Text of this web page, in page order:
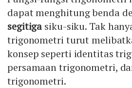
dapat menghitung benda
segitiga siku-siku. Tak
trigonometri turut
konsep seperti identitas
persamaan trigonometri,
trigonometri.